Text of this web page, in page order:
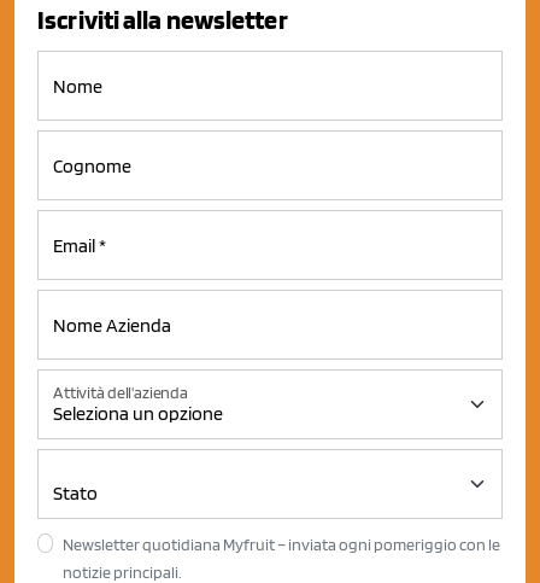
Iscriviti alla newsletter
Attività dell'azienda
Newsletter quotidiana Myfruit – inviata ogni pomeriggio con le
notizie principali.